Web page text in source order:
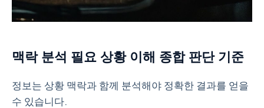
맥락 분석 필요 상황 이해 종합 판단 기준
정보는 상황 맥락과 함께 분석해야 정확한 결과를 얻을
수 있습니다.